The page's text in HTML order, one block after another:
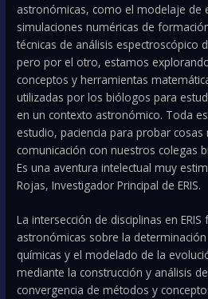
astronómicas, como el modelaje de
simulaciones numéricas de
técnicas de análisis espectroscópico
pero por el otro, estamos
conceptos y herramientas
utilizadas por los biólogos para
en un contexto astronómico. Toda
estudio, paciencia para probar cosas
comunicación con nuestros colegas
Es una aventura intelectual muy
Rojas, Investigador Principal de ERIS.
La intersección de disciplinas en
astronómicas sobre la
químicas y el modelado de la
mediante la construcción y análisis
convergencia de métodos y